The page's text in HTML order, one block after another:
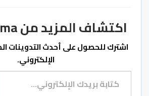
اكتشاف المزيد من azulpress.ma
اشترك للحصول على أحدث التدوينات
الإلكتروني.
كتابة بريدك الإلكتروني...